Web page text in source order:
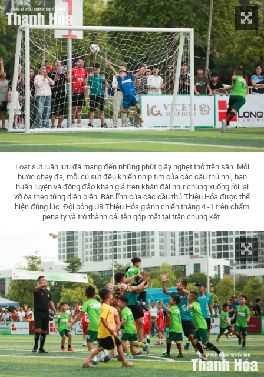
Loạt sút luân lưu đã mang đến những phút giây nghẹt thở trên sân. Mỗi
bước chạy đà, mỗi cú sút đều khiến nhịp tim của các cầu thủ nhí, ban
huấn luyện và đông đảo khán giả trên khán đài như chùng xuống rồi lại
vỡ òa theo từng diễn biến. Bản lĩnh của các cầu thủ Thiệu Hóa được thể
hiện đúng lúc. Đội bóng U8 Thiệu Hóa giành chiến thắng 4 -1 trên chấm
penalty và trở thành cái tên góp mặt tại trận chung kết.